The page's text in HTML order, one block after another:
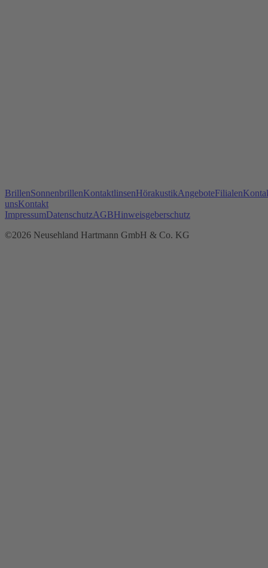
BrillenSonnenbrillenKontaktlinsenHörakustikAngeboteFilialen
unsKontakt
ImpressumDatenschutzAGBHinweisgeberschutz
©2026 Neusehland Hartmann GmbH & Co. KG